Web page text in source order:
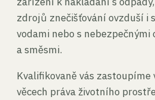
zdrojů znečišťování ovzduší i
vodami nebo s
a směsmi.
Kvalifikovaně vás
věcech práva životního